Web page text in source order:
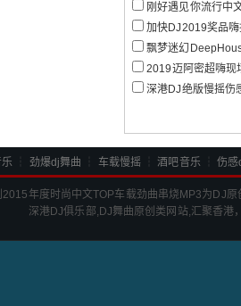
刚好遇见你流行中文劲
加快DJ2019奖品
飘梦迷幻DeepHouse灵
2019迈阿密超嗨现场
深港DJ绝版慢摇伤
劲爆dj舞曲 车载慢摇 ┆酒吧音乐┆伤感
2015年度时尚中文TOP车载劲曲串烧MP3为DJ
深港DJ俱乐部,DJ舞曲原创类网站,汇聚香港